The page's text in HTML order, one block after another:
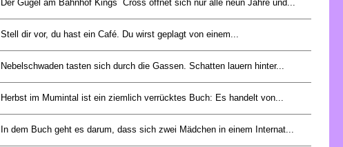
Der Gügel am Bahnhof Kings´ Cross öffnet sich nur alle neun Jahre und...
Stell dir vor, du hast ein Café. Du wirst geplagt von einem...
Nebelschwaden tasten sich durch die Gassen. Schatten lauern hinter...
Herbst im Mumintal ist ein ziemlich verrücktes Buch: Es handelt von...
In dem Buch geht es darum, dass sich zwei Mädchen in einem Internat...